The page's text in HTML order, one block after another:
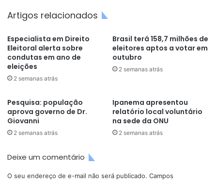
Artigos relacionados
Especialista em Direito
Eleitoral alerta sobre
condutas em ano de
eleições
2 semanas atrás
Brasil terá 158,7 milhões de
eleitores aptos a votar em
outubro
2 semanas atrás
Pesquisa: população
aprova governo de Dr.
Giovanni
2 semanas atrás
Ipanema apresentou
relatório local voluntário
na sede da ONU
2 semanas atrás
Deixe um comentário
O seu endereço de e-mail não será publicado. Campos